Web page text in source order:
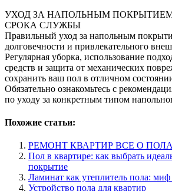
УХОД ЗА НАПОЛЬНЫМ
СРОКА СЛУЖБЫ
Правильный уход за напольным
долговечности и привлекательного
Регулярная уборка, использование
средств и защита от механических
сохранить ваш пол в отличном
Обязательно ознакомьтесь с
по уходу за конкретным типом
Похожие статьи:
РЕМОНТ КВАРТИР ВСЕ О
Пол в квартире: как выбрать
покрытие
Ламинат как утеплитель пола: миф
Устройство пола для квартир